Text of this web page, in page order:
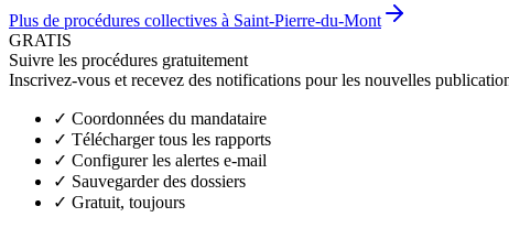
Plus de procédures collectives à Saint-Pierre-du-Mont
GRATIS
Suivre les procédures gratuitement
Inscrivez-vous et recevez des notifications pour les nouvelles
✓ Coordonnées du mandataire
✓ Télécharger tous les rapports
✓ Configurer les alertes e-mail
✓ Sauvegarder des dossiers
✓ Gratuit, toujours